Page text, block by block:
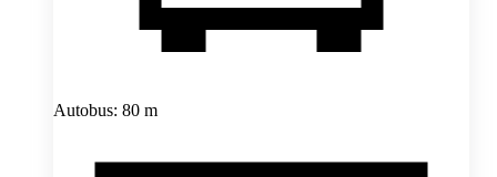
Autobus: 80 m